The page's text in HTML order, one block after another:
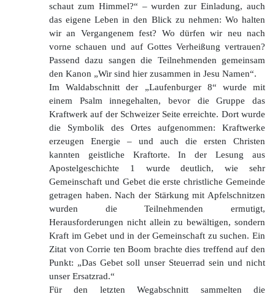
schaut zum Himmel?“ – wurden zur Einladung, auch
das eigene Leben in den Blick zu nehmen: Wo halten
wir an Vergangenem fest? Wo dürfen wir neu nach
vorne schauen und auf Gottes Verheißung vertrauen?
Passend dazu sangen die Teilnehmenden gemeinsam
den Kanon „Wir sind hier zusammen in Jesu Namen“.
Im Waldabschnitt der „Laufenburger 8“ wurde mit
einem Psalm innegehalten, bevor die Gruppe das
Kraftwerk auf der Schweizer Seite erreichte. Dort wurde
die Symbolik des Ortes aufgenommen: Kraftwerke
erzeugen Energie – und auch die ersten Christen
kannten geistliche Kraftorte. In der Lesung aus
Apostelgeschichte 1 wurde deutlich, wie sehr
Gemeinschaft und Gebet die erste christliche Gemeinde
getragen haben. Nach der Stärkung mit Apfelschnitzen
wurden die Teilnehmenden ermutigt,
Herausforderungen nicht allein zu bewältigen, sondern
Kraft im Gebet und in der Gemeinschaft zu suchen. Ein
Zitat von Corrie ten Boom brachte dies treffend auf den
Punkt: „Das Gebet soll unser Steuerrad sein und nicht
unser Ersatzrad.“
Für den letzten Wegabschnitt sammelten die